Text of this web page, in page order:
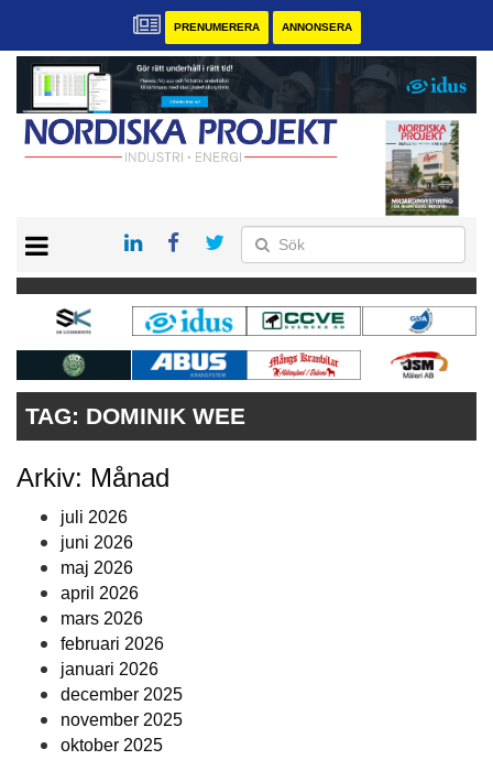
PRENUMERERA ANNONSERA
KONTAKT
VÅRA ANDRA MAGASIN
PRENUMERERA
ANNONSERA
TAG: DOMINIK WEE
Arkiv: Månad
juli 2026
juni 2026
maj 2026
april 2026
mars 2026
februari 2026
januari 2026
december 2025
november 2025
oktober 2025